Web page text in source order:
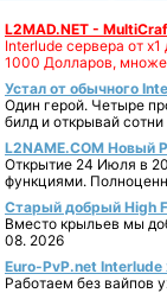
L2MAD.NET -
Interlude сервера от
1000 Долларов,
Устал от обычного
Один герой. Четыре
билд и открывай
L2NAME.COM Новый
Открытие 24 Июля в
функциями.
Старый добрый High
Вместо крыльев мы
08. 2026
Euro-PvP.net
Работаем без вайпов